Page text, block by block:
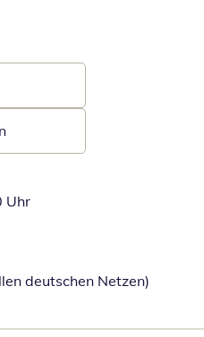
Uhr
deutschen Netzen)